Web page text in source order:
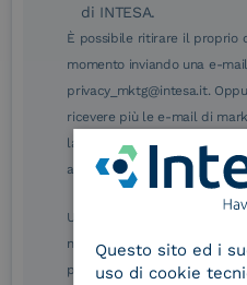
eIDAS Qualified Trust
Service Provider
Service Provider e
Aggregatore SPID
di INTESA.
È possibile ritirare il proprio
momento inviando una e-
privacy_mktg@intesa.it.
ricevere più le e-mail di
la sottoscrizione facendo clic
annullamento sottoscrizione,
Ulteriori informazioni sulle
nelle Norme di tutela della
presente modulo, dichiaro di
Questo sito ed i
uso di cookie